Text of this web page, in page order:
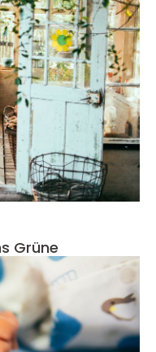
Grüne